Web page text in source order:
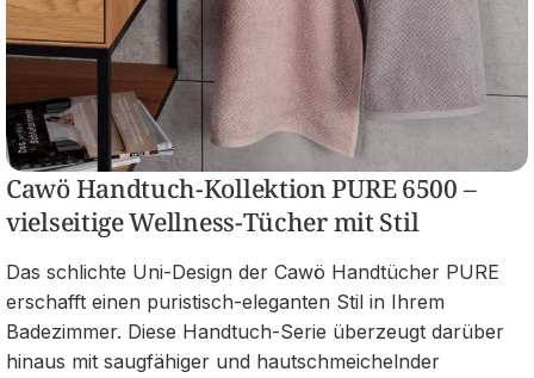
Cawö Handtuch-Kollektion PURE 6500 –
vielseitige Wellness-Tücher mit Stil
Das schlichte Uni-Design der Cawö Handtücher PURE
erschafft einen puristisch-eleganten Stil in Ihrem
Badezimmer. Diese Handtuch-Serie überzeugt darüber
hinaus mit saugfähiger und hautschmeichelnder